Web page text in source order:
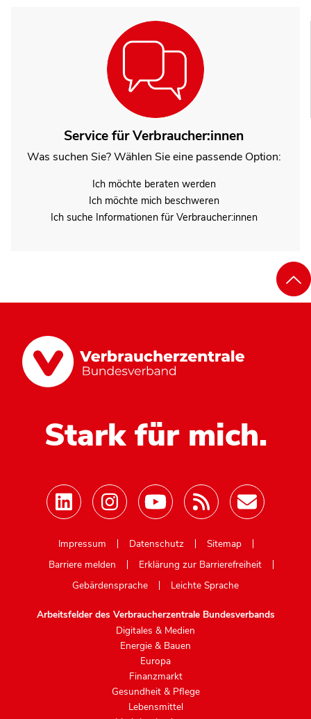
Service für Verbraucher:innen
Was suchen Sie? Wählen Sie eine passende Option:
Ich möchte beraten werden
Ich möchte mich beschweren
Ich suche Informationen für Verbraucher:innen
Stark für mich.
Impressum
Datenschutz
Sitemap
Barriere melden
Erklärung zur Barrierefreiheit
Gebärdensprache
Leichte Sprache
Arbeitsfelder des Verbraucherzentrale Bundesverbands
Digitales & Medien
Energie & Bauen
Europa
Finanzmarkt
Gesundheit & Pflege
Lebensmittel